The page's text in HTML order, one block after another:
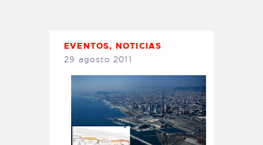
PEDIDOS
EVENTOS, NOTICIAS
29 agosto 2011